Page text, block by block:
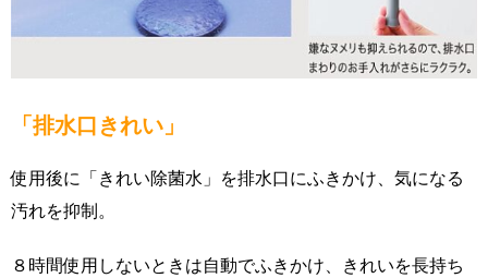
「排水口きれい」
使用後に「きれい除菌水」を排水口にふきかけ、気になる
汚れを抑制。
８時間使用しないときは自動でふきかけ、きれいを長持ち